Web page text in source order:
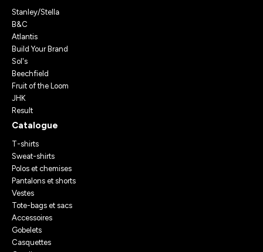
Stanley/Stella
B&C
Atlantis
Build Your Brand
Sol's
Beechfield
Fruit of the Loom
JHK
Result
Catalogue
T-shirts
Sweat-shirts
Polos et chemises
Pantalons et shorts
Vestes
Tote-bags et sacs
Accessoires
Gobelets
Casquettes